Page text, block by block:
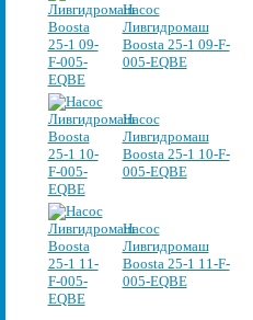
Насос
Ливгидромаш
Boosta 25-1 09-F-
005-EQBE
Насос
Ливгидромаш
Boosta 25-1 10-F-
005-EQBE
Насос
Ливгидромаш
Boosta 25-1 11-F-
005-EQBE